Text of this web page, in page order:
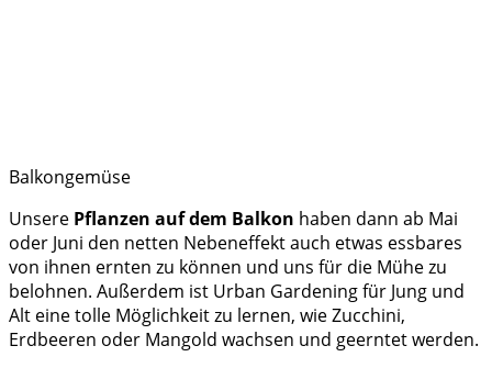
Balkongemüse
Unsere Pflanzen auf dem Balkon haben dann ab Mai
oder Juni den netten Nebeneffekt auch etwas essbares
von ihnen ernten zu können und uns für die Mühe zu
belohnen. Außerdem ist Urban Gardening für Jung und
Alt eine tolle Möglichkeit zu lernen, wie Zucchini,
Erdbeeren oder Mangold wachsen und geerntet werden.